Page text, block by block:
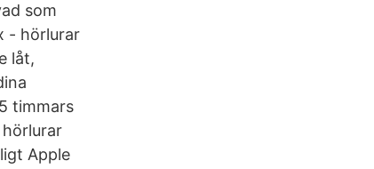
som
- hörlurar
låt,
timmars
Apple